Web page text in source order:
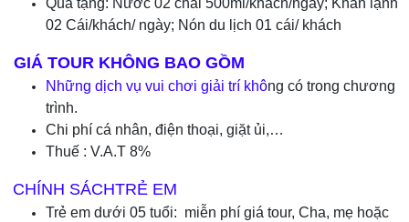
Quà tặng: Nước 02 chai 500ml/khách/ngày; Khăn lạnh
02 Cái/khách/ ngày; Nón du lịch 01 cái/ khách
GIÁ TOUR KHÔNG BAO GỒM
Những dịch vụ vui chơi giải trí không có trong chương
trình.
Chi phí cá nhân, điện thoại, giặt ủi,…
Thuế : V.A.T 8%
CHÍNH SÁCHTRẺ EM
Trẻ em dưới 05 tuổi: miễn phí giá tour, Cha, mẹ hoặc